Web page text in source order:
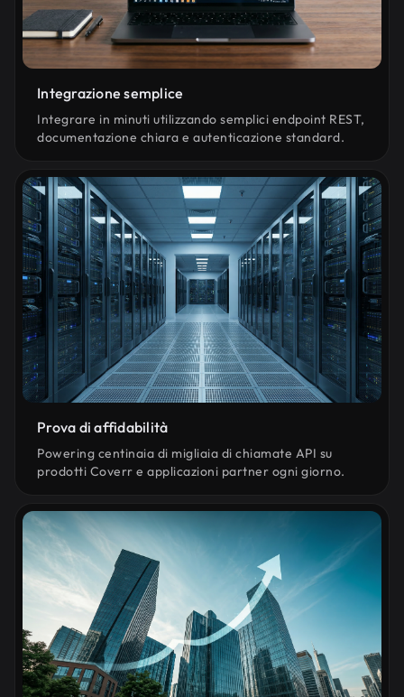
Integrazione semplice
Integrare in minuti utilizzando semplici endpoint REST,
documentazione chiara e autenticazione standard.
Prova di affidabilità
Powering centinaia di migliaia di chiamate API su
prodotti Coverr e applicazioni partner ogni giorno.